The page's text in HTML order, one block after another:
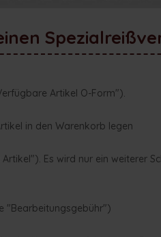
Artikel O-Form").
in den Warenkorb legen
Es wird nur ein weiterer
"Bearbeitungsgebühr")